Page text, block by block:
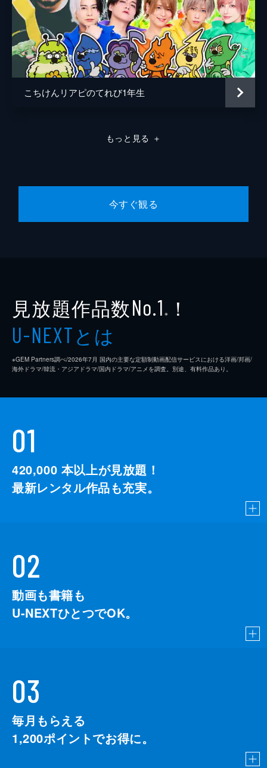
こちけんリアピのてれび1年生
もっと見る ＋
今すぐ観る
見放題作品数No.1 ※ ！
U-NEXTとは
※GEM Partners調べ/2026年7⽉ 国内の主要な定額制動画配信サービスにおける洋画/邦画/
海外ドラマ/韓流・アジアドラマ/国内ドラマ/アニメを調査。別途、有料作品あり。
01
420,000 本以上が見放題！
最新レンタル作品も充実。
02
動画も書籍も
U-NEXTひとつでOK。
03
毎月もらえる
1,200ポイントでお得に。